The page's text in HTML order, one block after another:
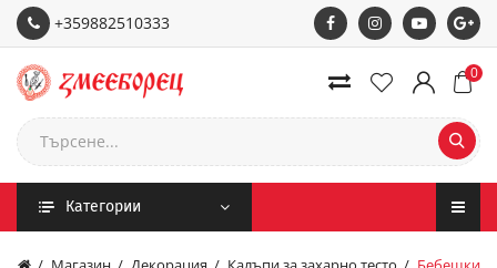
+359882510333
0
Категории